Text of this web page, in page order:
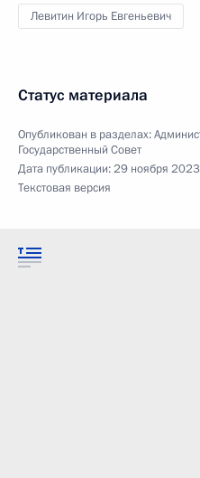
Левитин Игорь Евгеньевич
Статус материала
Опубликован в разделах:
Государственный Совет
Дата публикации:29 ноября
Текстовая версия